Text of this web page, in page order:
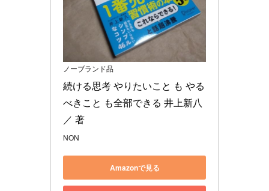
ノーブランド品
続ける思考 やりたいこと も やる
べきこと も全部できる 井上新八
／ 著
NON
Amazonで見る